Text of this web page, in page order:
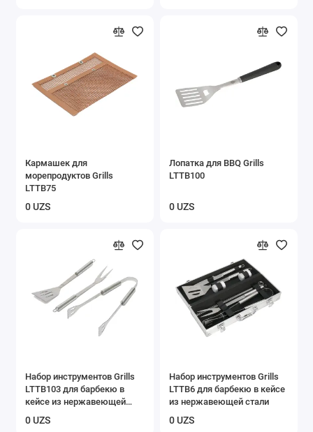
Кармашек для
морепродуктов Grills
LTTB75
0 UZS
Лопатка для BBQ Grills
LTTB100
0 UZS
Набор инструментов Grills
LTTB103 для барбекю в
кейсе из нержавеющей
0 UZS
Набор инструментов Grills
LTTB6 для барбекю в кейсе
из нержавеющей стали
0 UZS